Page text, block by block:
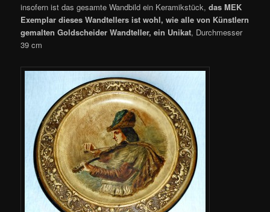
insofern ist das gesamte Wandbild ein Keramikstück,das MEK
Exemplar dieses Wandtellers ist wohl, wie alle von Künstlern
gemalten Goldscheider Wandteller, ein Unikat, Durchmesser
39 cm